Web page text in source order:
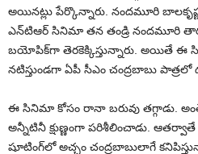
అయిన‌ట్లు పేర్కొన్నారు. నందమూరి
ఎన్‌టిఆర్‌ సినిమా తన తండ్రి నందమూరి
బయోపిక్‌గా తెరకెక్కిస్తున్నారు. అయితే ఈ
న‌టిస్తుండ‌గా ఏపీ సీఎం చంద్రబాబు పాత్రలో
ఈ సినిమా కోసం రానా బరువు తగ్గాడు.
అన్నీటినీ క్షుణ్ణంగా పరిశీలించాడు.
షూటింగ్‌లో అచ్చం చంద్రబాబులాగే